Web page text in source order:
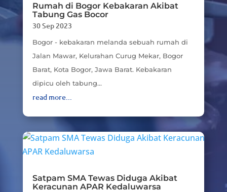
Rumah di Bogor Kebakaran Akibat
Tabung Gas Bocor
30 Sep 2023
Bogor - kebakaran melanda sebuah rumah di
Jalan Mawar, Kelurahan Curug Mekar, Bogor
Barat, Kota Bogor, Jawa Barat. Kebakaran
dipicu oleh tabung...
read more...
Satpam SMA Tewas Diduga Akibat
Keracunan APAR Kedaluwarsa